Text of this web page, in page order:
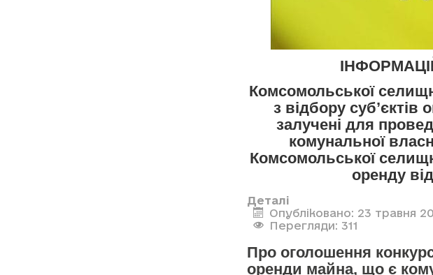
Комсомольської
з відбору суб’єктів
залучені для
комунальної
Комсомольської
оренду
Деталі
Опубліковано: 23 травня
Перегляди: 311
Про оголошення
оренди майна, що є